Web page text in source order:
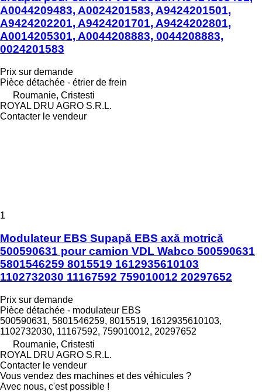
A0044209483, A0024201583, A9424201501,
A9424202201, A9424201701, A9424202801,
A0014205301, A0044208883, 0044208883,
0024201583
Prix sur demande
Pièce détachée - étrier de frein
Roumanie, Cristesti
ROYAL DRU AGRO S.R.L.
Contacter le vendeur
1
Modulateur EBS Supapă EBS axă motrică
500590631 pour camion VDL Wabco 500590631
5801546259 8015519 1612935610103
1102732030 11167592 759010012 20297652
Prix sur demande
Pièce détachée - modulateur EBS
500590631, 5801546259, 8015519, 1612935610103,
1102732030, 11167592, 759010012, 20297652
Roumanie, Cristesti
ROYAL DRU AGRO S.R.L.
Contacter le vendeur
Vous vendez des machines et des véhicules ?
Avec nous, c'est possible !